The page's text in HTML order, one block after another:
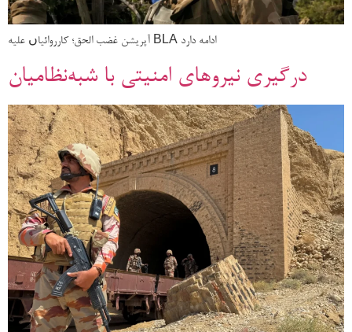
آپریشن غضب الحق؛ کارروائیاں علیه BLA ادامه دارد
درگیری نیروهای امنیتی با شبه‌نظامیان